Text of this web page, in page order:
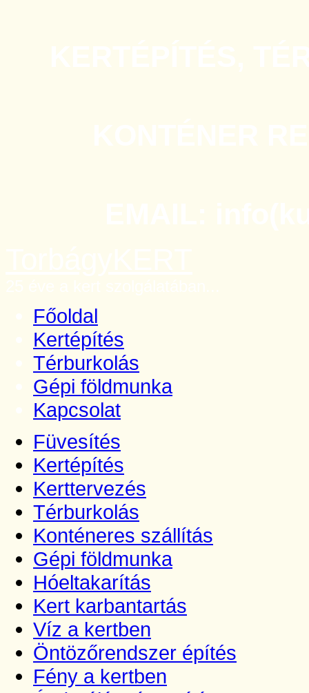
Főoldal
Kertépítés
Térburkolás
Gépi földmunka
Kapcsolat
Füvesítés
Kertépítés
Kerttervezés
Térburkolás
Konténeres szállítás
Gépi földmunka
Hóeltakarítás
Kert karbantartás
Víz a kertben
Öntözőrendszer építés
Fény a kertben